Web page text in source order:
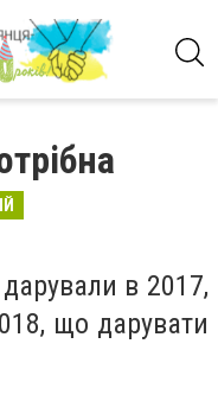
в 2017,
що дарувати